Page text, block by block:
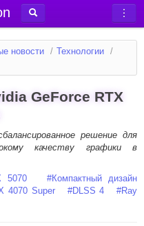
новости / Технологии /
GeForce RTX
решение для
качеству графики в
5070 #Компактный дизайн
4070 Super #DLSS 4 #Ray